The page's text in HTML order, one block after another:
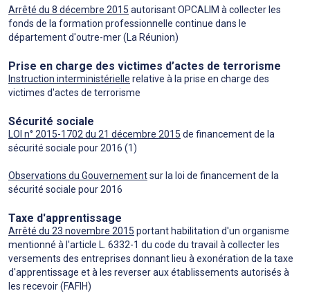
Arrêté du 8 décembre 2015 autorisant OPCALIM à collecter les
fonds de la formation professionnelle continue dans le
département d'outre-mer (La Réunion)
Prise en charge des victimes d’actes de terrorisme
Instruction interministérielle relative à la prise en charge des
victimes d'actes de terrorisme
Sécurité sociale
LOI n° 2015-1702 du 21 décembre 2015 de financement de la
sécurité sociale pour 2016 (1)
Observations du Gouvernementsur la loi de financement de la
sécurité sociale pour 2016
Taxe d'apprentissage
Arrêté du 23 novembre 2015 portant habilitation d'un organisme
mentionné à l'article L. 6332-1 du code du travail à collecter les
versements des entreprises donnant lieu à exonération de la taxe
d'apprentissage et à les reverser aux établissements autorisés à
les recevoir (FAFIH)